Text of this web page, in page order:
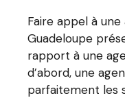
Faire appel à
Guadeloupe
rapport à une
d’abord, une
parfaitement les